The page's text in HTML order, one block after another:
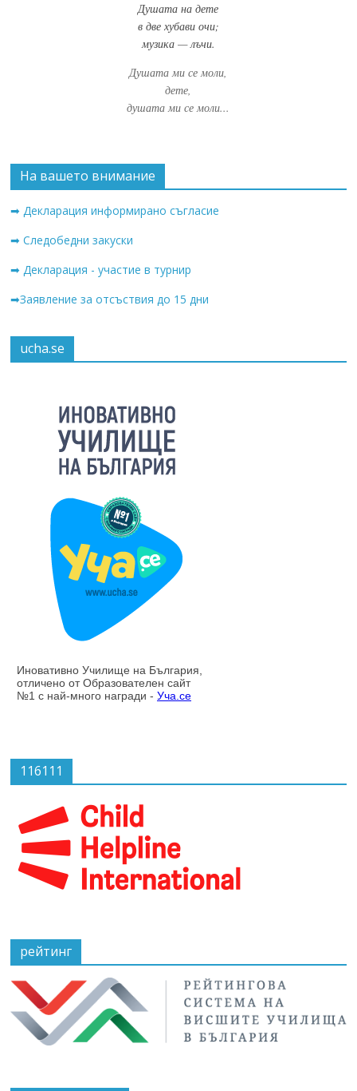
Душата на дете
в две хубави очи;
музика — лъчи.
Душата ми се моли,
дете,
душата ми се моли...
На вашето внимание
➡ Декларация информирано съгласие
➡ Следобедни закуски
➡ Декларация - участие в турнир
➡Заявление за отсъствия до 15 дни
ucha.se
116111
рейтинг